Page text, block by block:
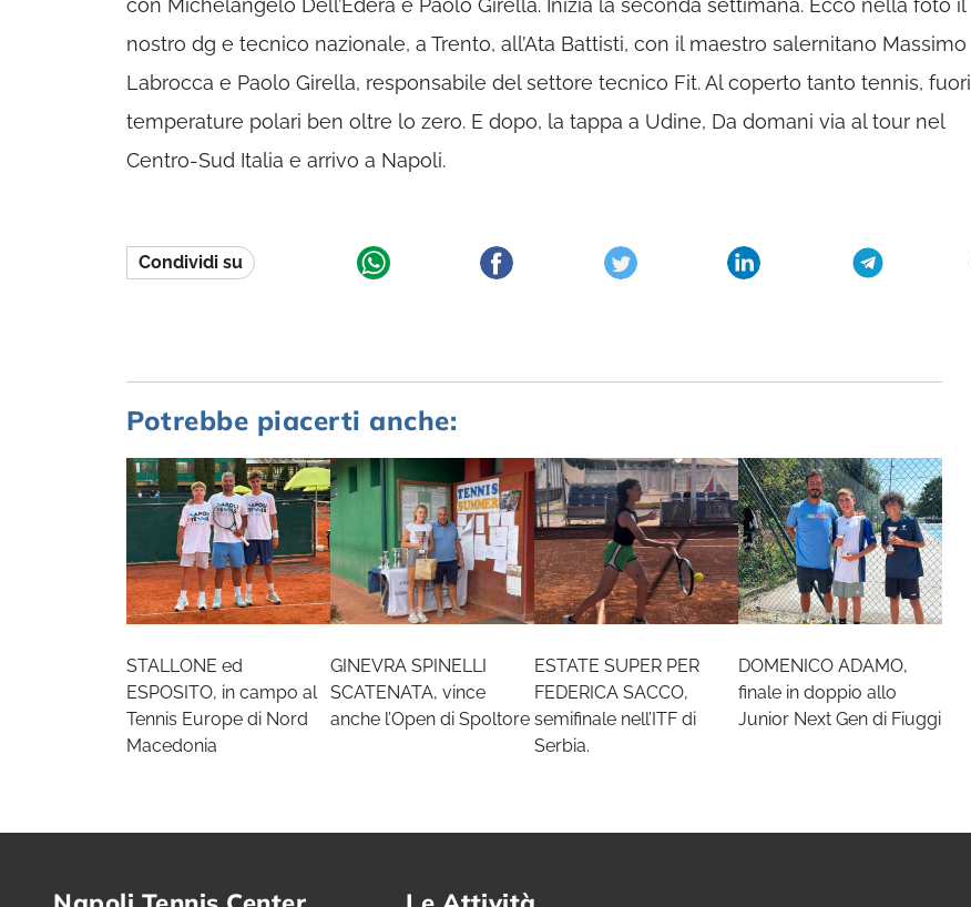
con Michelangelo Dell’Edera e Paolo Girella. Inizia la seconda settimana. Ecco nella foto il
nostro dg e tecnico nazionale, a Trento, all’Ata Battisti, con il maestro salernitano Massimo
Labrocca e Paolo Girella, responsabile del settore tecnico Fit. Al coperto tanto tennis, fuori
temperature polari ben oltre lo zero. E dopo, la tappa a Udine, Da domani via al tour nel
Centro-Sud Italia e arrivo a Napoli.
Condividi su
Potrebbe piacerti anche:
STALLONE ed
ESPOSITO, in campo al
Tennis Europe di Nord
Macedonia
GINEVRA SPINELLI
SCATENATA, vince
anche l’Open di Spoltore
ESTATE SUPER PER
FEDERICA SACCO,
semifinale nell’ITF di
Serbia.
DOMENICO ADAMO,
finale in doppio allo
Junior Next Gen di Fiuggi